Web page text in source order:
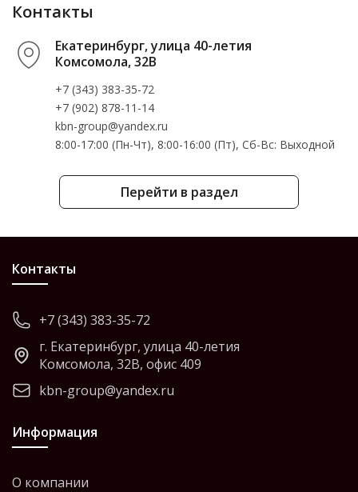
Перейти в раздел
Контакты
Екатеринбург, улица 40-летия
Комсомола, 32В
+7 (343) 383-35-72
+7 (902) 878-11-14
kbn-group@yandex.ru
8:00-17:00 (Пн-Чт), 8:00-16:00 (Пт), Cб-Вс: Выходной
Контакты
+7 (343) 383-35-72
г. Екатеринбург, улица 40-летия
Комсомола, 32В, офис 409
kbn-group@yandex.ru
Информация
О компании